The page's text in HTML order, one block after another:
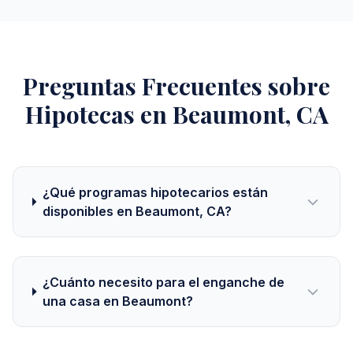
Preguntas Frecuentes sobre
Hipotecas en Beaumont, CA
¿Qué programas hipotecarios están
disponibles en Beaumont, CA?
¿Cuánto necesito para el enganche de
una casa en Beaumont?